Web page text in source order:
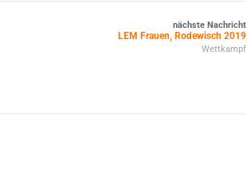
nächste Nachricht
LEM Frauen, Rodewisch 2019
Wettkampf